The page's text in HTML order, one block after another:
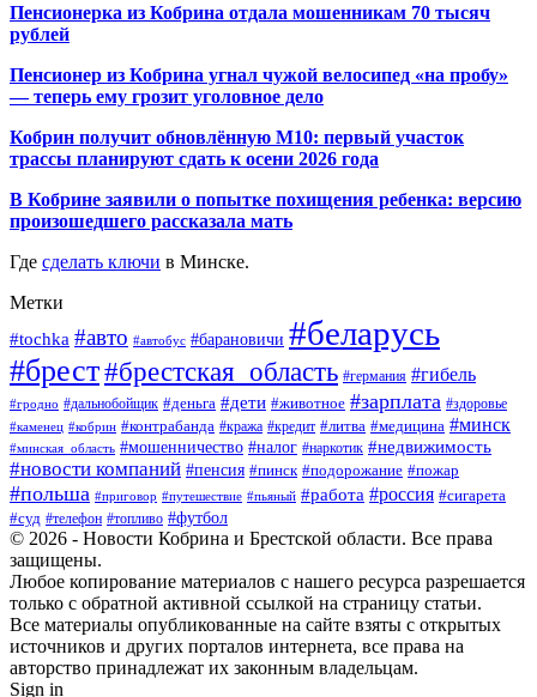
Пенсионерка из Кобрина отдала мошенникам 70 тысяч
рублей
Пенсионер из Кобрина угнал чужой велосипед «на пробу»
— теперь ему грозит уголовное дело
Кобрин получит обновлённую М10: первый участок
трассы планируют сдать к осени 2026 года
В Кобрине заявили о попытке похищения ребенка: версию
произошедшего рассказала мать
Где сделать ключи в Минске.
Метки
#tochka #авто #автобус #барановичи #беларусь
#брест#брестская_область #германия #гибель
#гродно #дальнобойщик #деньга #дети #животное #зарплата #здоровье
#каменец #кобрин #контрабанда #кража #кредит #литва #медицина #минск
#минская_область #мошенничество #налог #наркотик #недвижимость
#новости компаний #пенсия #пинск #подорожание #пожар
#польша #приговор #путешествие #пьяный #работа #россия #сигарета
#суд #телефон #топливо #футбол
© 2026 - Новости Кобрина и Брестской области. Все права
защищены.
Любое копирование материалов с нашего ресурса разрешается
только с обратной активной ссылкой на страницу статьи.
Все материалы опубликованные на сайте взяты с открытых
источников и других порталов интернета, все права на
авторство принадлежат их законным владельцам.
Sign in